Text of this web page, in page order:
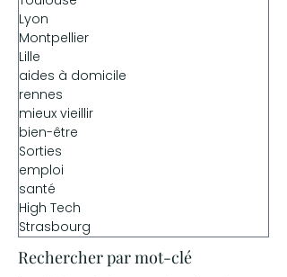
Lyon
Montpellier
Lille
aides à domicile
rennes
mieux vieillir
bien-être
Sorties
emploi
santé
High Tech
Strasbourg
Rechercher par mot-clé